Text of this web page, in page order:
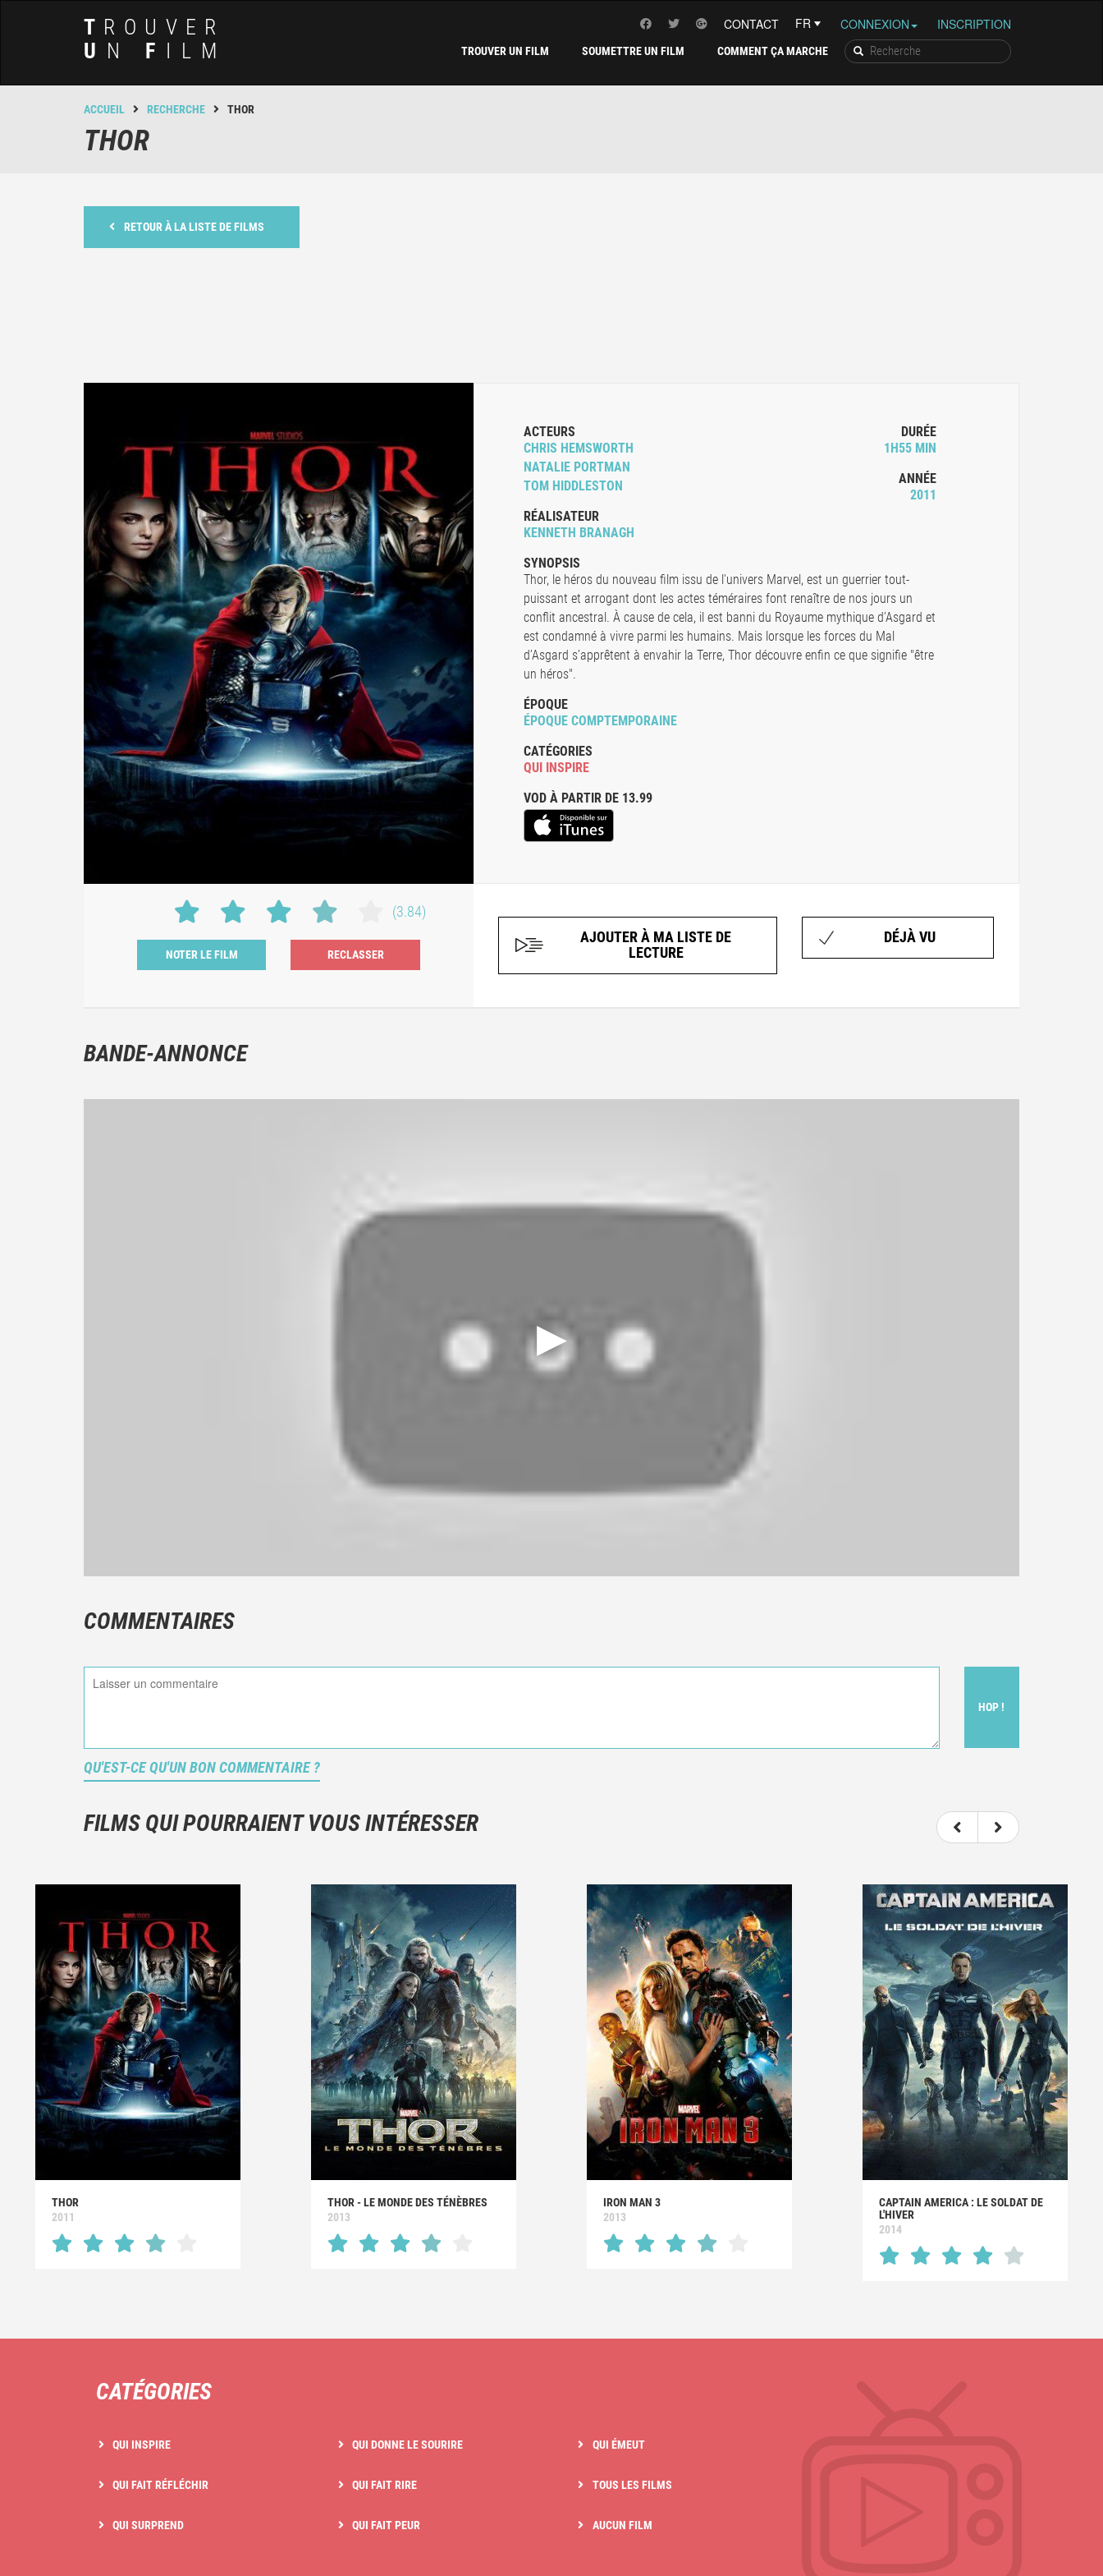
T ROUVER
U N F ILM
CONNEXION INSCRIPTION
CONTACT
COMMENT ÇA MARCHE
SOUMETTRE UN FILM
TROUVER UN FILM
ACCUEIL RECHERCHE THOR
THOR
RETOUR À LA LISTE DE FILMS
ACTEURS
CHRIS HEMSWORTH
NATALIE PORTMAN
TOM HIDDLESTON
RÉALISATEUR
KENNETH BRANAGH
DURÉE
1H55 MIN
ANNÉE
2011
SYNOPSIS
Thor, le héros du nouveau film issu de l'univers Marvel, est un guerrier tout-
puissant et arrogant dont les actes téméraires font renaître de nos jours un
conflit ancestral. À cause de cela, il est banni du Royaume mythique d’Asgard et
est condamné à vivre parmi les humains. Mais lorsque les forces du Mal
d’Asgard s’apprêtent à envahir la Terre, Thor découvre enfin ce que signifie "être
un héros".
ÉPOQUE
ÉPOQUE COMPTEMPORAINE
CATÉGORIES
QUI INSPIRE
VOD À PARTIR DE 13.99
(3.84)
NOTER LE FILM
AJOUTER À MA LISTE DE
LECTURE
DÉJÀ VU
BANDE-ANNONCE
COMMENTAIRES
HOP !
QU'EST-CE QU'UN BON COMMENTAIRE ?
N'hésitez pas à décrire clairement vos émotions plutôt qu'à décrire le film.
Et, attention à ne pas dévoiler d'éléments de l'intrigue !
FILMS QUI POURRAIENT VOUS INTÉRESSER
THOR
2011
THOR - LE MONDE DES TÉNÈBRES
2013
IRON MAN 3
2013
CAPTAIN AMERICA : LE SOLDAT DE
L'HIVER
2014
CATÉGORIES
QUI INSPIRE
QUI FAIT RÉFLÉCHIR
QUI SURPREND
QUI DONNE LE SOURIRE
QUI FAIT RIRE
QUI FAIT PEUR
QUI ÉMEUT
TOUS LES FILMS
AUCUN FILM